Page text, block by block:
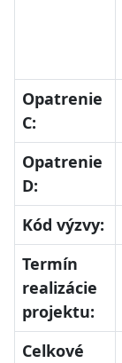
Opatrenie
C:
Opatrenie
D:
Kód výzvy:
Termín
realizácie
projektu:
Celkové